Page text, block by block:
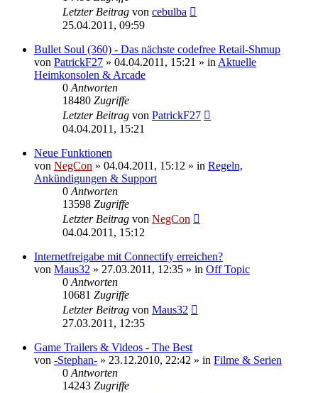
Letzter Beitrag von cebulba
25.04.2011, 09:59
Bullet Soul (360) - Das nächste codefree Retail-Shmup
von PatrickF27 » 04.04.2011, 15:21 » inAktuelle
Heimkonsolen & Arcade
0Antworten
18480 Zugriffe
Letzter Beitrag von PatrickF27
04.04.2011, 15:21
Neue Funktionen
von NegCon » 04.04.2011, 15:12 » in Regeln,
Ankündigungen & Support
0Antworten
13598 Zugriffe
Letzter Beitrag von NegCon
04.04.2011, 15:12
Internetfreigabe mit Connectify erreichen?
von Maus32 » 27.03.2011, 12:35 » in Off Topic
0Antworten
10681 Zugriffe
Letzter Beitrag von Maus32
27.03.2011, 12:35
Game Trailers & Videos - The Best
von -Stephan- » 23.12.2010, 22:42 » in Filme & Serien
0Antworten
14243 Zugriffe